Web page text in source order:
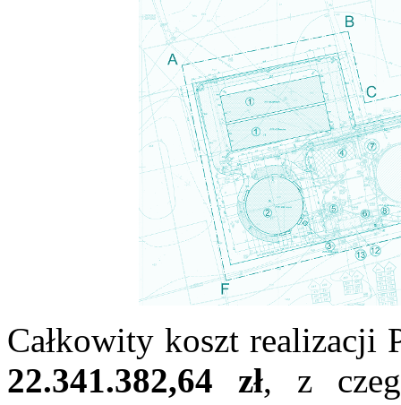
Całkowity koszt realizacji
22.341.382,64 zł, z